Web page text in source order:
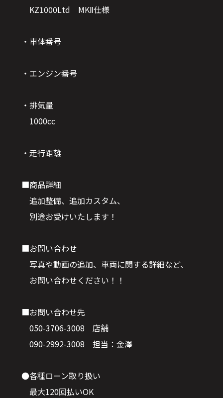
KZ1000Ltd MKⅡ仕様
・車体番号
・エンジン番号
・排気量
1000cc
・走行距離
■商品詳細
追加整備、追加カスタム、
別途お受けいたします！
■お問い合わせ
写真や動画の追加、車両に関する詳細など、
お問い合わせください！！
■お問い合わせ先
050-3706-3008 店舗
090-2992-3008 担当：金澤
●各種ローン取り扱い
最大120回払いOK